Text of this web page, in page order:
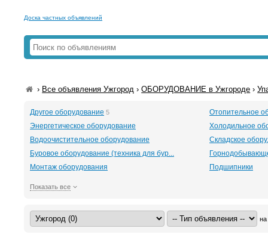
Доска частных объявлений
› Все объявления Ужгород ›ОБОРУДОВАНИЕ в Ужгороде ›
Другое оборудование 5
Отопительное
Энергетическое оборудование
Холодильное
Водоочистительное оборудование
Складское
Буровое оборудование (техника для бур...
Монтаж оборудования
Подшипники
Показать все
на